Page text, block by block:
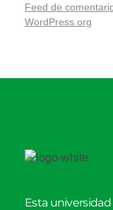
Feed de
WordPress.org
Esta